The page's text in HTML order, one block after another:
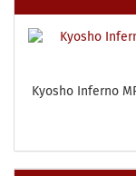
Kyosho Inferno